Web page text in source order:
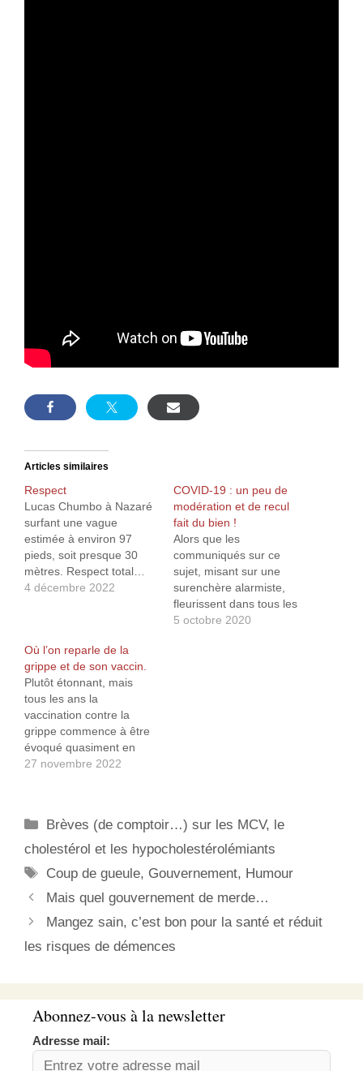
Articles similaires
Respect
Lucas Chumbo à Nazaré
surfant une vague
estimée à environ 97
pieds, soit presque 30
mètres. Respect total…
4 décembre 2022
COVID-19 : un peu de
modération et de recul
fait du bien !
Alors que les
communiqués sur ce
sujet, misant sur une
surenchère alarmiste,
fleurissent dans tous les
médias, cela fait du bien
5 octobre 2020
Où l’on reparle de la
grippe et de son vaccin.
Plutôt étonnant, mais
tous les ans la
vaccination contre la
grippe commence à être
évoqué quasiment en
même temps que
toujours dire causalité…
Sinon, concernant cette
annonce (celle du vaccin,
pas du Beaujolais…), je
viens de m’apercevoir
que la Collaboration…
27 novembre 2022
Catégories
Brèves (de comptoir…) sur les MCV, le
cholestérol et les hypocholestérolémiants
Étiquettes
Coup de gueule, Gouvernement, Humour
Mais quel gouvernement de merde…
Mangez sain, c’est bon pour la santé et réduit
les risques de démences
Abonnez-vous à la newsletter
Adresse mail: